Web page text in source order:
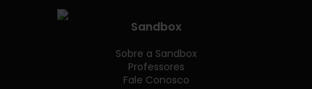
Sandbox
Sobre a Sandbox
Professores
Fale Conosco